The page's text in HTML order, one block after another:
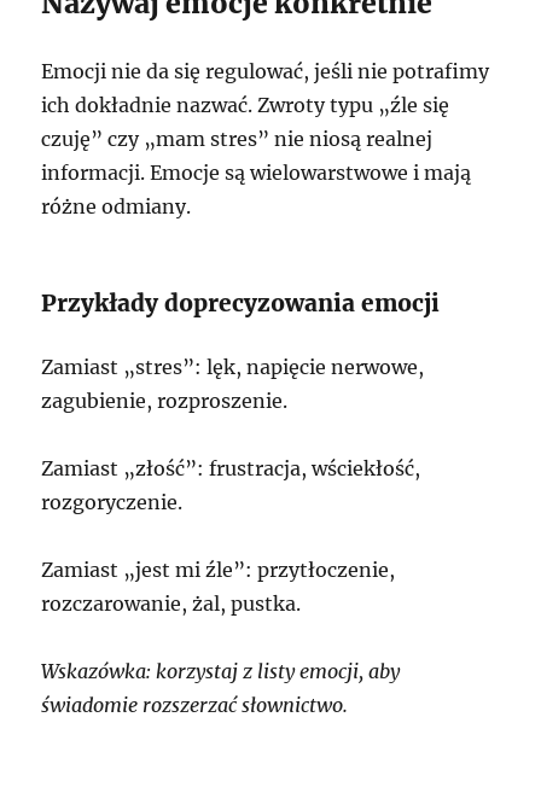
Emocji nie da się regulować, jeśli nie potrafimy
ich dokładnie nazwać. Zwroty typu „źle się
czuję” czy „mam stres” nie niosą realnej
informacji. Emocje są wielowarstwowe i mają
różne odmiany.
Przykłady doprecyzowania emocji
Zamiast „stres”: lęk, napięcie nerwowe,
zagubienie, rozproszenie.
Zamiast „złość”: frustracja, wściekłość,
rozgoryczenie.
Zamiast „jest mi źle”: przytłoczenie,
rozczarowanie, żal, pustka.
Wskazówka: korzystaj z listy emocji, aby
świadomie rozszerzać słownictwo.